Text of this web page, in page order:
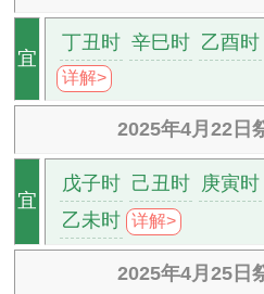
宜
丁丑时 辛巳时 乙酉时
详解>
2025年4月22日
宜
戊子时 己丑时 庚寅时
乙未时 详解>
2025年4月25日